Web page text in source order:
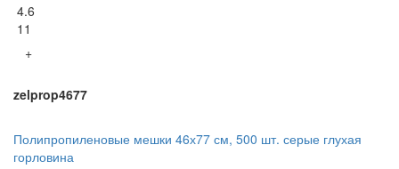
4.6
11
+
zelprop4677
Полипропиленовые мешки 46х77 см, 500 шт. серые глухая
горловина